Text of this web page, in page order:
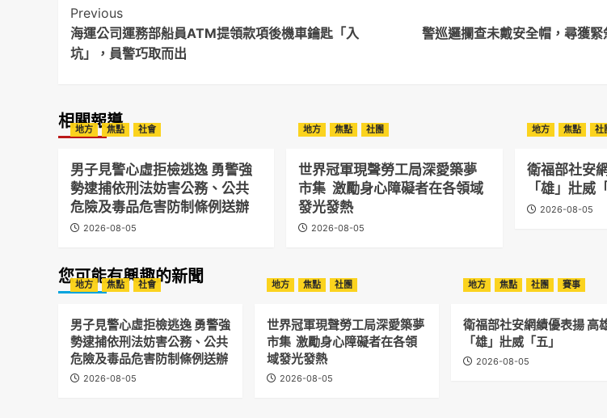
Post
Navigation
Previous
海運公司運務部船員ATM提領款項後機車鑰匙「入
坑」，員警巧取而出
警巡邏攔查未戴安全帽，尋獲
相關報導
地方 焦點 社會
男子見警心虛拒檢逃逸 勇警強
勢逮捕依刑法妨害公務、公共
危險及毒品危害防制條例送辦
2026-08-05
地方 焦點 社團
世界冠軍現聲勞工局深愛築夢
市集 激勵身心障礙者在各領域
發光發熱
2026-08-05
地方 焦點 社
衛福部社安
「雄」壯威
2026-08-05
您可能有興趣的新聞
地方 焦點 社會
男子見警心虛拒檢逃逸 勇警強
勢逮捕依刑法妨害公務、公共
危險及毒品危害防制條例送辦
2026-08-05
地方 焦點 社團
世界冠軍現聲勞工局深愛築夢
市集 激勵身心障礙者在各領
域發光發熱
2026-08-05
地方 焦點 社團 賽事
衛福部社安網績優表揚 高
「雄」壯威「五」
2026-08-05